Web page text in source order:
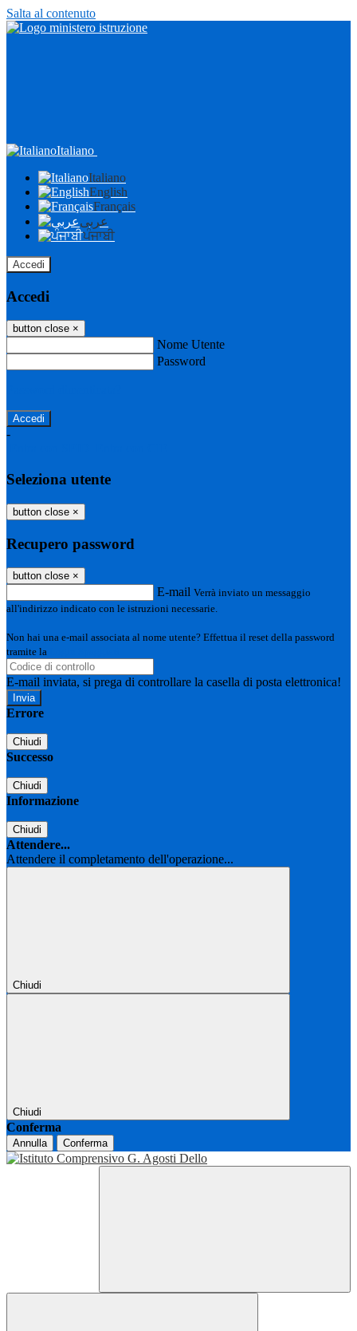
Salta al contenuto
Italiano
Italiano
English
Français
عربى
ਪੰਜਾਬੀ
Accedi
Accedi
button close ×
Nome Utente
Password
-
Seleziona utente
button close ×
Recupero password
button close ×
E-mail Verrà inviato un messaggio
all'indirizzo indicato con le istruzioni necessarie.
Non hai una e-mail associata al nome utente? Effettua il reset della password
tramite la
E-mail inviata, si prega di controllare la casella di posta elettronica!
Errore
Chiudi
Successo
Chiudi
Informazione
Chiudi
Attendere...
Attendere il completamento dell'operazione...
Chiudi
Chiudi
Conferma
Annulla Conferma